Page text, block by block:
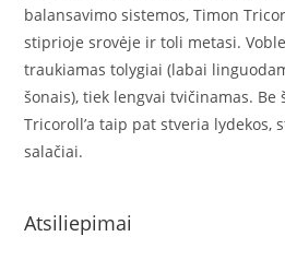
balansavimo sistemos, Timon
stiprioje srovėje ir toli metasi.
traukiamas tolygiai (labai
šonais), tiek lengvai tvičinamas.
Tricoroll’a taip pat stveria lydekos,
salačiai.
Atsiliepimai